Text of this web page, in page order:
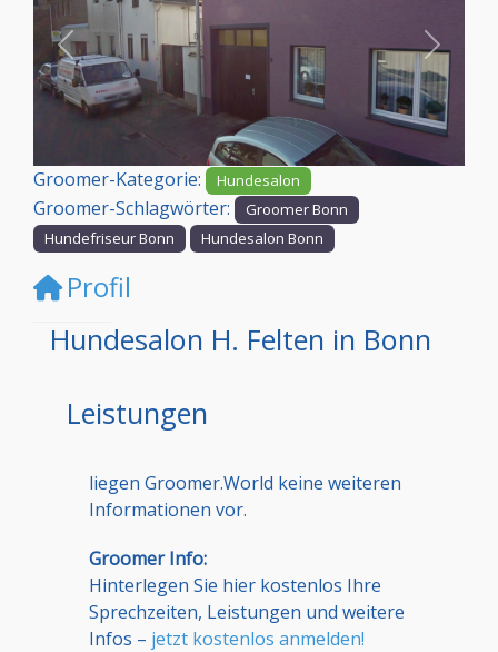
Vorheriges
Groomer-Kategorie: Hundesalon
Groomer-Schlagwörter:
Groomer Bonn
Hundefriseur Bonn
Hundesalon Bonn
Profil
Hundesalon H. Felten in Bonn
Leistungen
liegen Groomer.World keine weiteren
Informationen vor.
Groomer Info:
Hinterlegen Sie hier kostenlos Ihre
Sprechzeiten, Leistungen und weitere
Infos – jetzt kostenlos anmelden!